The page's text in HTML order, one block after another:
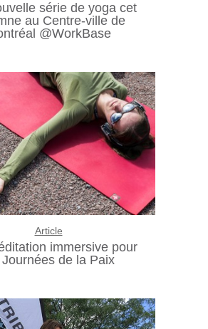
série de yoga cet
au Centre-ville de
@WorkBase
Article
immersive pour
Journées de la Paix